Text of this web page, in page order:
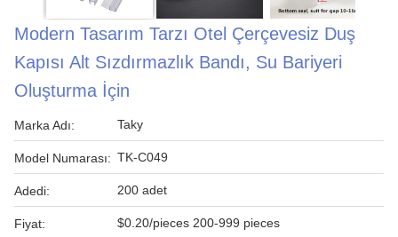
Modern Tasarım Tarzı Otel Çerçevesiz Duş
Kapısı Alt Sızdırmazlık Bandı, Su Bariyeri
Oluşturma İçin
Marka Adı: Taky
Model Numarası: TK-C049
Adedi: 200 adet
Fiyat: $0.20/pieces 200-999 pieces